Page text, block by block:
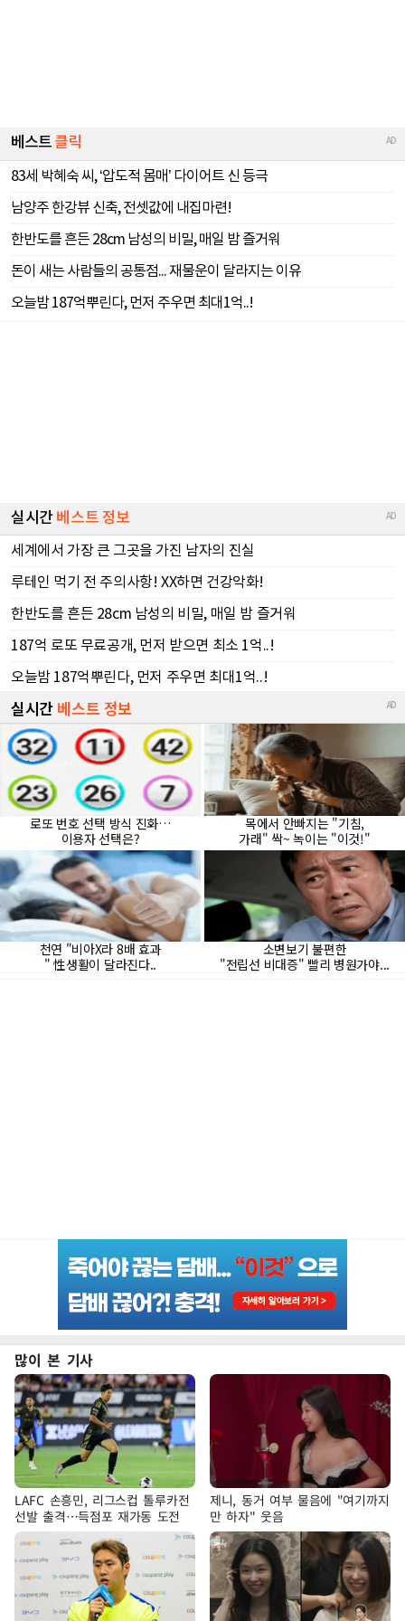
많이 본 기사
LAFC 손흥민, 리그스컵 톨루카전
선발 출격…득점포 재가동 도전
제니, 동거 여부 물음에 "여기까지
만 하자" 웃음